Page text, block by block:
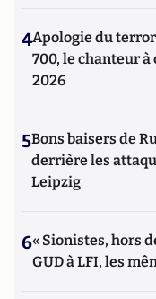
4Apologie du
700, le chanteur à
2026
5Bons baisers de
derrière les
Leipzig
6« Sionistes, hors
GUD à LFI, les